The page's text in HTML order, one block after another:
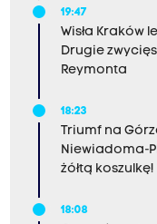
19:47
Wisła Kraków
Drugie
Reymonta
18:23
Triumf na
Niewiadoma-
żółtą koszulkę!
18:08